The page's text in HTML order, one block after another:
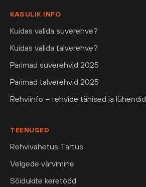
KASULIK INFO
Kuidas valida suverehve?
Kuidas valida talverehve?
Parimad suverehvid 2025
Parimad talverehvid 2025
Rehviinfo – rehvide tähised ja lühendid
TEENUSED
Rehvivahetus Tartus
Velgede värvimine
Sõidukite keretööd